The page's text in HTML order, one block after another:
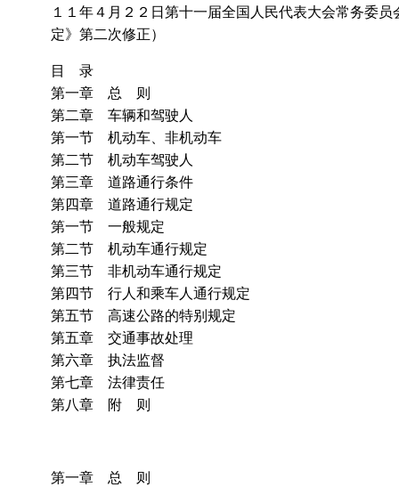
１１年４月２２日第十一届全国人民代表大会常务委
定》第二次修正）
目 录
第一章 总 则
第二章 车辆和驾驶人
第一节 机动车、非机动车
第二节 机动车驾驶人
第三章 道路通行条件
第四章 道路通行规定
第一节 一般规定
第二节 机动车通行规定
第三节 非机动车通行规定
第四节 行人和乘车人通行规定
第五节 高速公路的特别规定
第五章 交通事故处理
第六章 执法监督
第七章 法律责任
第八章 附 则
第一章 总 则